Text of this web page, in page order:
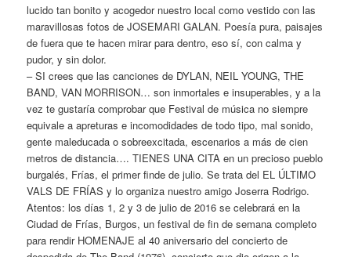
lucido tan bonito y acogedor nuestro local como vestido con las
maravillosas fotos de JOSEMARI GALAN. Poesía pura, paisajes
de fuera que te hacen mirar para dentro, eso sí, con calma y
pudor, y sin dolor.
– SI crees que las canciones de DYLAN, NEIL YOUNG, THE
BAND, VAN MORRISON… son inmortales e insuperables, y a la
vez te gustaría comprobar que Festival de música no siempre
equivale a apreturas e incomodidades de todo tipo, mal sonido,
gente maleducada o sobreexcitada, escenarios a más de cien
metros de distancia…. TIENES UNA CITA en un precioso pueblo
burgalés, Frías, el primer finde de julio. Se trata del EL ÚLTIMO
VALS DE FRÍAS y lo organiza nuestro amigo Joserra Rodrigo.
Atentos: los días 1, 2 y 3 de julio de 2016 se celebrará en la
Ciudad de Frías, Burgos, un festival de fin de semana completo
para rendir HOMENAJE al 40 aniversario del concierto de